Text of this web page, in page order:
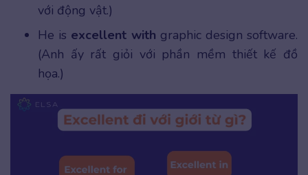
với động vật.)
He is excellent with graphic design software.
(Anh ấy rất giỏi với phần mềm thiết kế đồ
họa.)